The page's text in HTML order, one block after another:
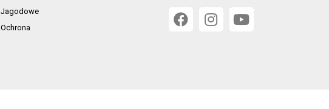
Jagodowe
Ochrona